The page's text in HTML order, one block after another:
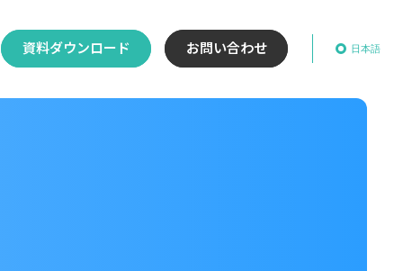
資料ダウンロード お問い合わせ 日本語